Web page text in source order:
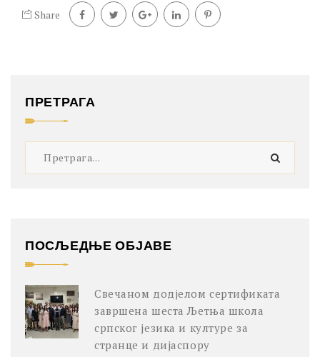
Share
ПРЕТРАГА
ПОСЉЕДЊЕ ОБЈАВЕ
Свечаном додјелом сертификата
завршена шеста Љетња школа
српског језика и културе за
странце и дијаспору